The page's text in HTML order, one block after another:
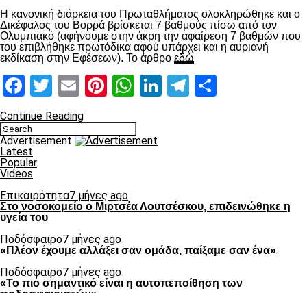
Η κανονική διάρκεια του Πρωταθλήματος ολοκληρώθηκε και ο
Δικέφαλος του Βορρά βρίσκεται 7 βαθμούς πίσω από τον
Ολυμπιακό (αφήνουμε στην άκρη την αφαίρεση 7 βαθμών που
του επιβλήθηκε πρωτόδικα αφού υπάρχει και η αυριανή
εκδίκαση στην Εφέσεων). Το άρθρο εδώ
Facebook
Twitter
EmailPinterest
WhatsApp
LinkedIn
Telegram
Continue Reading
Advertisement
Latest
Popular
Videos
Επικαιρότητα7 μήνες ago
Στο νοσοκομείο ο Μιρτσέα Λουτσέσκου, επιδεινώθηκε η
υγεία του
Ποδόσφαιρο7 μήνες ago
«Πλέον έχουμε αλλάξει σαν ομάδα, παίξαμε σαν ένα»
Ποδόσφαιρο7 μήνες ago
«Το πιο σημαντικό είναι η αυτοπεποίθηση των